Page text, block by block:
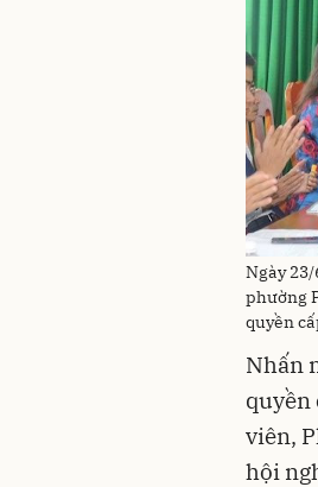
Ngày
phường
quyền
Nhấn
quyền
viên,
hội